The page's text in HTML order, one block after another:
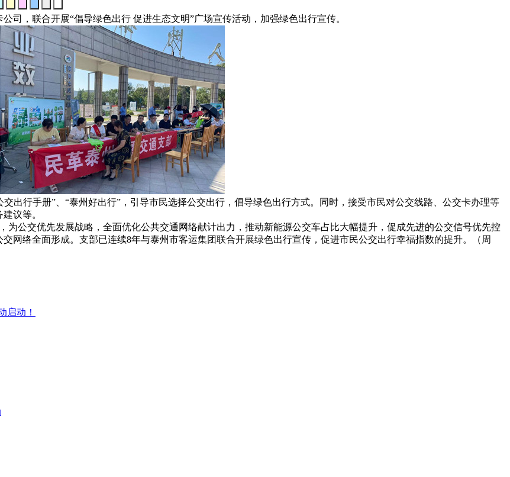
，联合开展“倡导绿色出行 促进生态文明”广场宣传活动，加强绿色出行宣传。
出行手册”、“泰州好出行”，引导市民选择公交出行，倡导绿色出行方式。同时，接受市民对公交线路、公交卡办理等
议等。
公交优先发展战略，全面优化公共交通网络献计出力，推动新能源公交车占比大幅提升，促成先进的公交信号优先控
络全面形成。支部已连续8年与泰州市客运集团联合开展绿色出行宣传，促进市民公交出行幸福指数的提升。（周
启动！